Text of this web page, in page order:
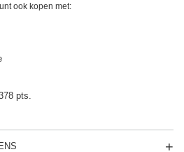
ook kopen met:
pts.